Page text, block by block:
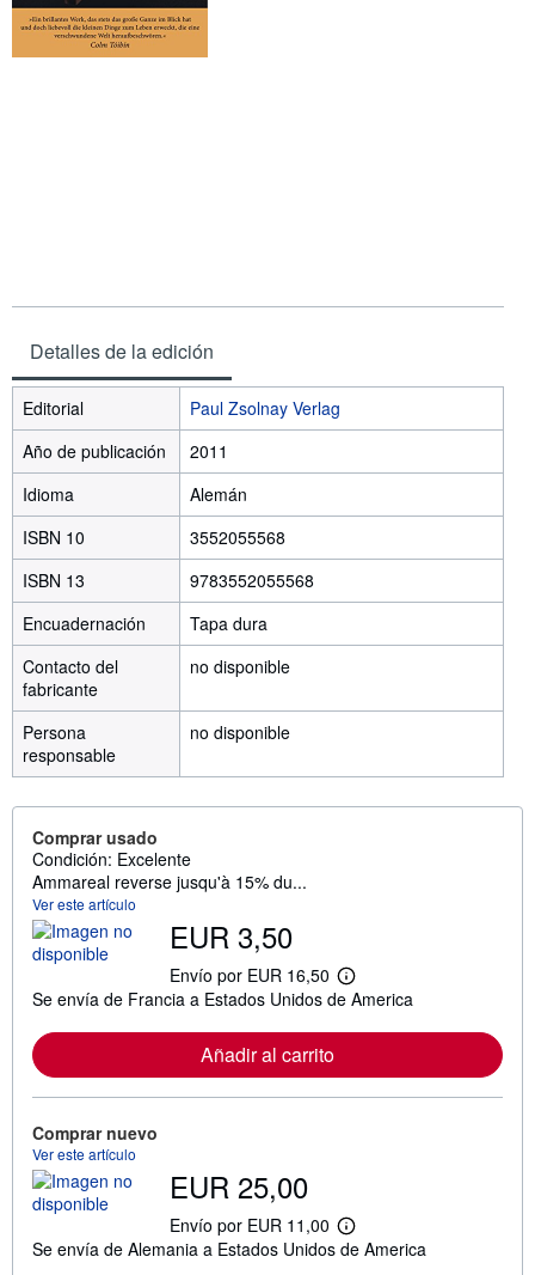
Detalles de la edición
Editorial
Paul Zsolnay Verlag
Año de publicación
2011
Idioma
Alemán
ISBN 10
3552055568
ISBN 13
9783552055568
Encuadernación
Tapa dura
Contacto del
fabricante
no disponible
Persona
responsable
no disponible
Comprar usado
Condición: Excelente
Ammareal reverse jusqu'à 15% du...
Ver este artículo
EUR 3,50
Envío por EUR 16,50
M
á
i
n
s
o
Se envía de Francia a Estados Unidos de America
Añadir al carrito
Comprar nuevo
Ver este artículo
EUR 25,00
Envío por EUR 11,00
M
á
Se envía de Alemania a Estados Unidos de America